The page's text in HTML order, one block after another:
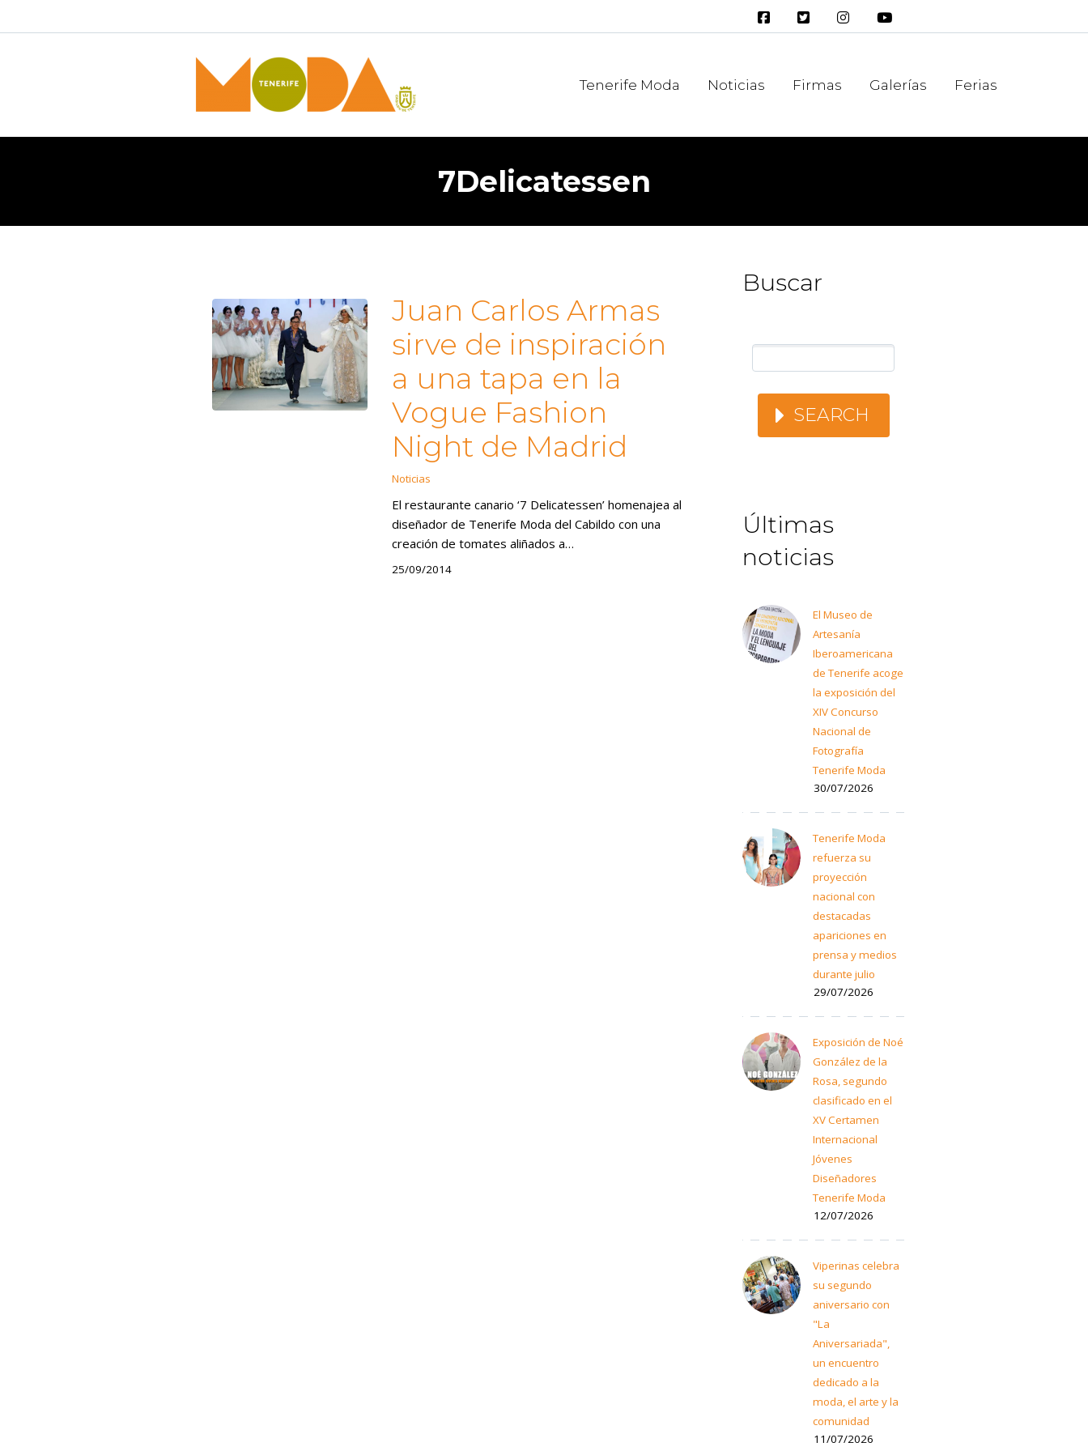
Tenerife Moda Noticias Firmas Galerías Ferias
7Delicatessen
Juan Carlos Armas
sirve de inspiración
a una tapa en la
Vogue Fashion
Night de Madrid
Noticias
El restaurante canario ‘7 Delicatessen’ homenajea al
diseñador de Tenerife Moda del Cabildo con una
creación de tomates aliñados a…
25/09/2014
Buscar
SEARCH
Últimas
noticias
El Museo de
Artesanía
Iberoamericana
de Tenerife acoge
la exposición del
XIV Concurso
Nacional de
Fotografía
Tenerife Moda
30/07/2026
Tenerife Moda
refuerza su
proyección
nacional con
destacadas
apariciones en
prensa y medios
durante julio
29/07/2026
Exposición de Noé
González de la
Rosa, segundo
clasificado en el
XV Certamen
Internacional
Jóvenes
Diseñadores
Tenerife Moda
12/07/2026
Viperinas celebra
su segundo
aniversario con
"La
Aniversariada",
un encuentro
dedicado a la
moda, el arte y la
comunidad
11/07/2026